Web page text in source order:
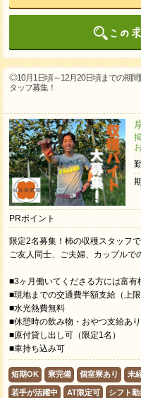
◎10月1日頃～12月20日頃までの期間
タッフ募集！
PRポイント
限定2名募集！柿の収穫スタッフで
ご友人同士、ご夫婦、カップルで
■3ヶ月働いてくださる方には富有
■現地までの交通費半額支給（上限
■水光熱費無料
■休憩時の飲み物・おやつ支給あり
■原付貸し出し可（限定1名）
■車持ち込み可
短期OK 寮完備 個室寮あり 未
若手が活躍中 AT限定可 シフト勤